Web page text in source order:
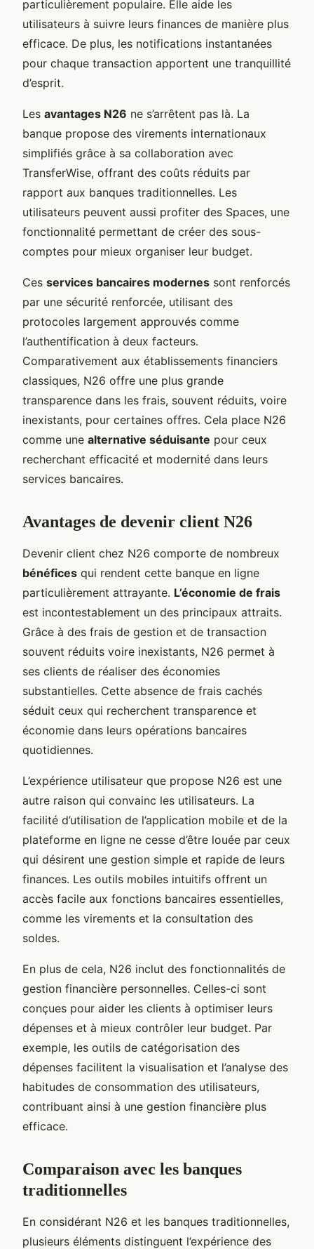
particulièrement populaire. Elle aide les
utilisateurs à suivre leurs finances de manière plus
efficace. De plus, les notifications instantanées
pour chaque transaction apportent une tranquillité
d’esprit.
Les avantages N26 ne s’arrêtent pas là. La
banque propose des virements internationaux
simplifiés grâce à sa collaboration avec
TransferWise, offrant des coûts réduits par
rapport aux banques traditionnelles. Les
utilisateurs peuvent aussi profiter des Spaces, une
fonctionnalité permettant de créer des sous-
comptes pour mieux organiser leur budget.
Ces services bancaires modernes sont renforcés
par une sécurité renforcée, utilisant des
protocoles largement approuvés comme
l’authentification à deux facteurs.
Comparativement aux établissements financiers
classiques, N26 offre une plus grande
transparence dans les frais, souvent réduits, voire
inexistants, pour certaines offres. Cela place N26
comme une alternative séduisante pour ceux
recherchant efficacité et modernité dans leurs
services bancaires.
Avantages de devenir client N26
Devenir client chez N26 comporte de nombreux
bénéfices qui rendent cette banque en ligne
particulièrement attrayante. L’économie de frais
est incontestablement un des principaux attraits.
Grâce à des frais de gestion et de transaction
souvent réduits voire inexistants, N26 permet à
ses clients de réaliser des économies
substantielles. Cette absence de frais cachés
séduit ceux qui recherchent transparence et
économie dans leurs opérations bancaires
quotidiennes.
L’expérience utilisateur que propose N26 est une
autre raison qui convainc les utilisateurs. La
facilité d’utilisation de l’application mobile et de la
plateforme en ligne ne cesse d’être louée par ceux
qui désirent une gestion simple et rapide de leurs
finances. Les outils mobiles intuitifs offrent un
accès facile aux fonctions bancaires essentielles,
comme les virements et la consultation des
soldes.
En plus de cela, N26 inclut des fonctionnalités de
gestion financière personnelles. Celles-ci sont
conçues pour aider les clients à optimiser leurs
dépenses et à mieux contrôler leur budget. Par
exemple, les outils de catégorisation des
dépenses facilitent la visualisation et l’analyse des
habitudes de consommation des utilisateurs,
contribuant ainsi à une gestion financière plus
efficace.
Comparaison avec les banques
traditionnelles
En considérant N26 et les banques traditionnelles,
plusieurs éléments distinguent l’expérience des